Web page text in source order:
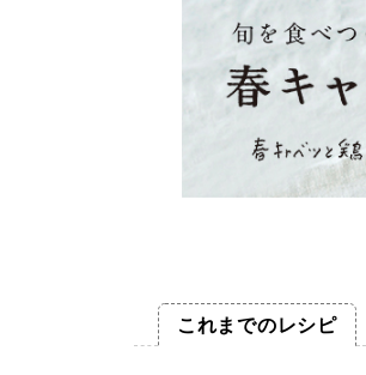
これまでのレシピ